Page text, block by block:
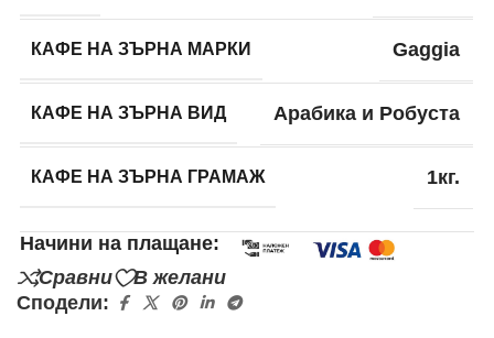
КАФЕ НА ЗЪРНА МАРКИ Gaggia
КАФЕ НА ЗЪРНА ВИД Арабика и Робуста
КАФЕ НА ЗЪРНА ГРАМАЖ 1кг.
Начини на плащане:
Сравни
В желани
Сподели: